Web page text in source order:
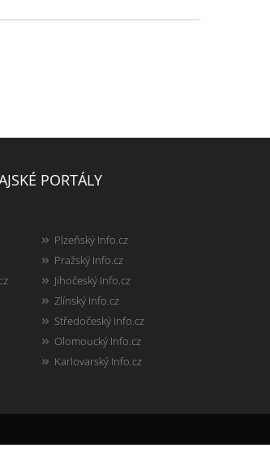
PORTÁLY
Plzeňský Info.cz
Pražský Info.cz
Jihočeský Info.cz
Zlínský Info.cz
Středočeský Info.cz
Olomoucký Info.cz
Karlovarský Info.cz